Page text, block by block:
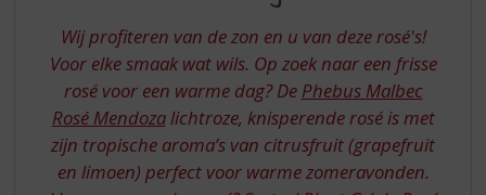
WIJNEN
Wij profiteren van de zon en u van deze rosé's!
Voor elke smaak wat wils. Op zoek naar een frisse
rosé voor een warme dag? De Phebus Malbec
Rosé Mendozalichtroze, knisperende rosé is met
zijn tropische aroma’s van citrusfruit (grapefruit
en limoen) perfect voor warme zomeravonden.